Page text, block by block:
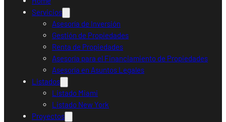
Servicios
Asesoría de Inversión
Gestión de Propiedades
Renta de Propiedades
Asesoría para el Financiamiento de Propiedades
Asesoría en Asuntos Legales
Listados
Listado Miami
Listado New York
Proyectos